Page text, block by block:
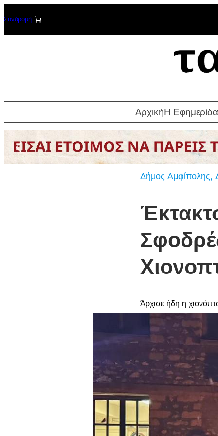
στο
περιεχόμενο
Συνδρομή
ΑρχικήΗ Εφημερίδα
Δήμος Αμφίπολης,
Άρχισε ήδη η